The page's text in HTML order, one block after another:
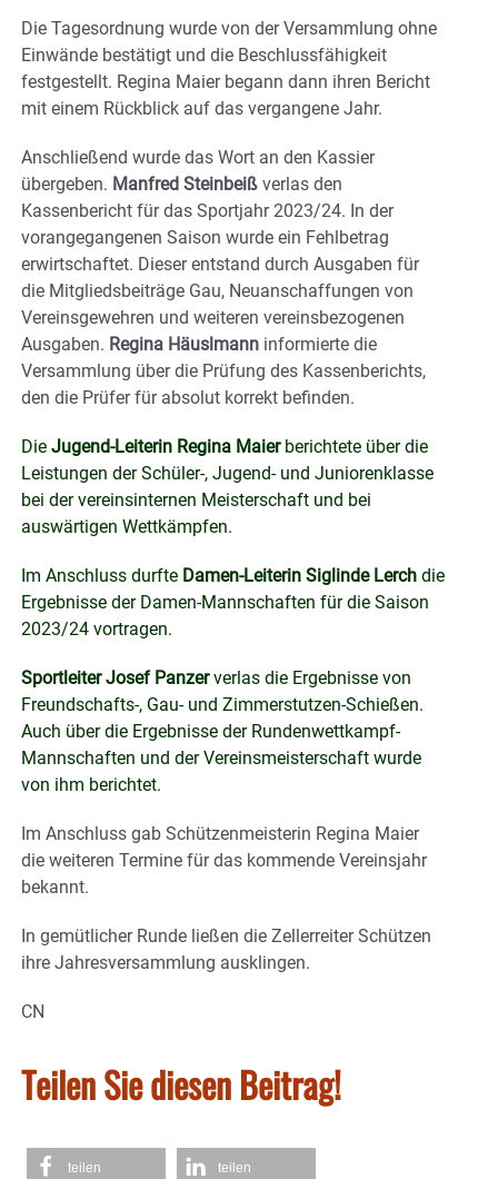
Die Tagesordnung wurde von der Versammlung ohne
Einwände bestätigt und die Beschlussfähigkeit
festgestellt. Regina Maier begann dann ihren Bericht
mit einem Rückblick auf das vergangene Jahr.
Anschließend wurde das Wort an den Kassier
übergeben. Manfred Steinbeiß verlas den
Kassenbericht für das Sportjahr 2023/24. In der
vorangegangenen Saison wurde ein Fehlbetrag
erwirtschaftet. Dieser entstand durch Ausgaben für
die Mitgliedsbeiträge Gau, Neuanschaffungen von
Vereinsgewehren und weiteren vereinsbezogenen
Ausgaben. Regina Häuslmann informierte die
Versammlung über die Prüfung des Kassenberichts,
den die Prüfer für absolut korrekt befinden.
Die Jugend-Leiterin Regina Maierberichtete über die
Leistungen der Schüler-, Jugend- und Juniorenklasse
bei der vereinsinternen Meisterschaft und bei
auswärtigen Wettkämpfen.
Im Anschluss durfte Damen-Leiterin Siglinde Lerch die
Ergebnisse der Damen-Mannschaften für die Saison
2023/24 vortragen.
Sportleiter Josef Panzerverlas die Ergebnisse von
Freundschafts-, Gau- und Zimmerstutzen-Schießen.
Auch über die Ergebnisse der Rundenwettkampf-
Mannschaften und der Vereinsmeisterschaft wurde
von ihm berichtet.
Im Anschluss gab Schützenmeisterin Regina Maier
die weiteren Termine für das kommende Vereinsjahr
bekannt.
In gemütlicher Runde ließen die Zellerreiter Schützen
ihre Jahresversammlung ausklingen.
CN
Teilen Sie diesen Beitrag!
teilen teilen